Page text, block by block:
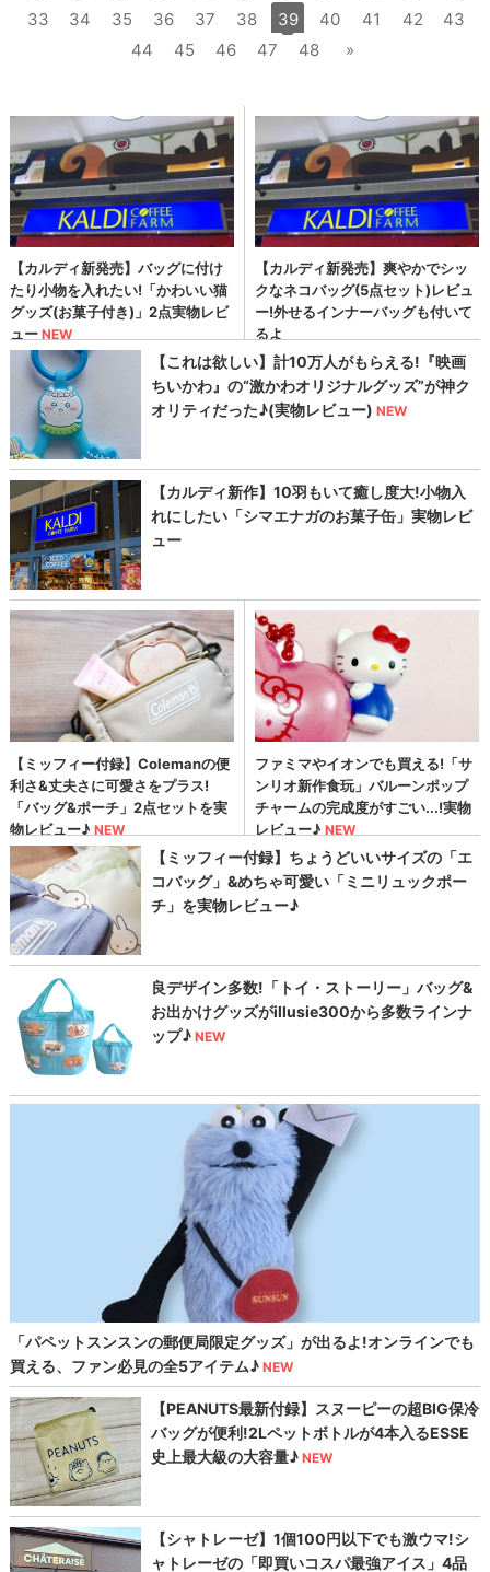
33
34 35 36 37 38 39 40 41 42
43
44
45 46 47 48 »